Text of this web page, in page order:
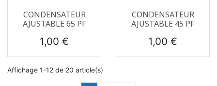
CONDENSATEUR
AJUSTABLE 65 PF
Prix
1,00 €
CONDENSATEUR
AJUSTABLE 45 PF
Prix
1,00 €
Affichage 1-12 de 20 article(s)